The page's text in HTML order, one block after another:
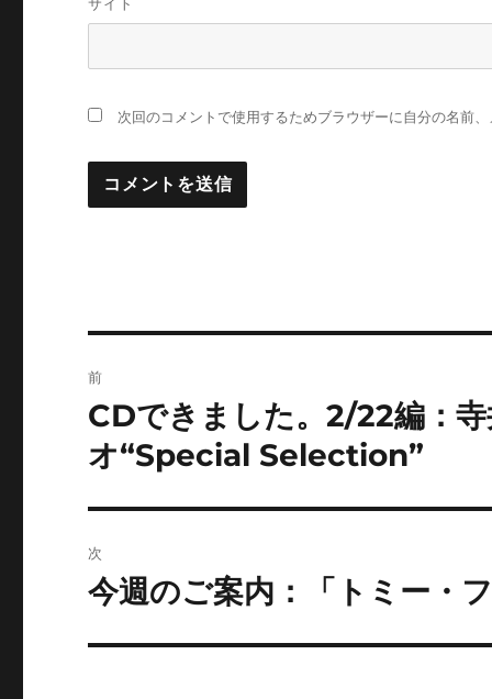
次回のコメントで使用するためブラウザーに自分の名前
稿
ナ
ゲ
ー
前
前
の
投
稿:
CDできました。2/22編：
オ“Special Selection”
次
次
投
今週のご案内：「トミー・